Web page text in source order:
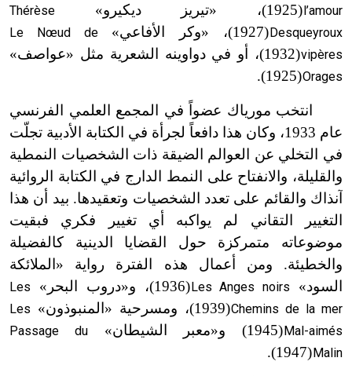
l’amour (1925)، «تيريز ديكيرو»
Thérèse
Desqueyroux (1927)، «وكر الأفاعي»
Le Nœud de
vipères(1932)، أو في دواوينه الشعرية مثل «عواصف»
Orages
(1925).
انتخب مورياك عضواً في المجمع العلمي الفرنسي
عام 1933، وكان هذا دافعاً لجرأة في الكتابة الأدبية تجلّت
في التخلي عن العوالم الضيقة ذات الشخصيات النمطية
والقليلة، والانفتاح على النمط الدارج في الكتابة الروائية
آنذاك والقائم على تعدد الشخصيات وتعقيدها. بيد أن هذا
التغيير التقاني لم يواكبه أي تغيير فكري فبقيت
موضوعاته متمركزة حول القضايا الدينية كالفضيلة
والخطيئة. ومن أعمال هذه الفترة رواية «الملائكة
السود»
Les Anges noirs(1936)، و«دروب البحر»
Les
Chemins de la mer(1939)، ومسرحية «المنبوذون»
Les
Mal-aimés (1945) و«معبر الشيطان»
Passage du
Malin
(1947).